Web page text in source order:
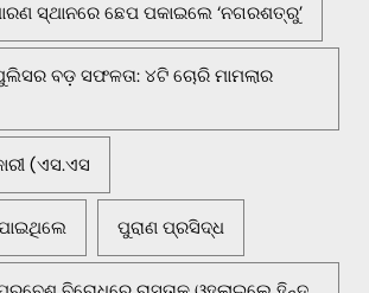
ସ୍ଥାନରେ ଛେପ ପକାଇଲେ ‘ନଗରଶତ୍ରୁ’
ବଡ଼ ସଫଳତା: ୪ଟି ଚୋରି ମାମଲାର
(ଏସ.ଏସ
ପୁରାଣ ପ୍ରସିଦ୍ଧ